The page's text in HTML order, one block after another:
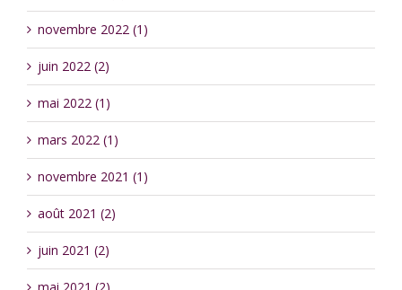
novembre 2022 (1)
juin 2022 (2)
mai 2022 (1)
mars 2022 (1)
novembre 2021 (1)
août 2021 (2)
juin 2021 (2)
mai 2021 (2)